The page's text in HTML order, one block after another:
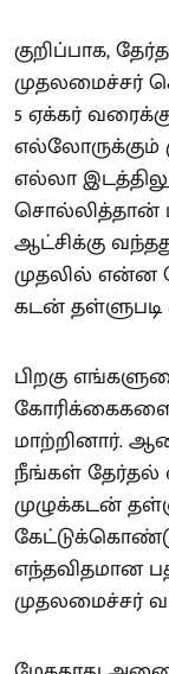
குறிப்பாக,
முதலமைச்சர்
5 ஏக்கர்
எல்லோருக்கும்
எல்லா
சொல்லித்தான்
ஆட்சிக்கு
முதலில் என்ன
கடன் தள்ளுபடி
பிறகு
மாற்றினார்.
நீங்கள் தேர்தல்
முழுக்கடன்
எந்தவிதமான
முதலமைச்சர்